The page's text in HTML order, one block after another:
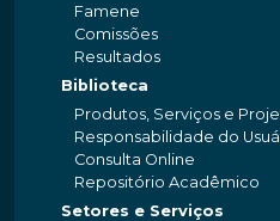
Famene
Comissões
Resultados
Biblioteca
Produtos, Serviços e
Responsabilidade do
Consulta Online
Repositório Acadêmico
Setores e Serviços